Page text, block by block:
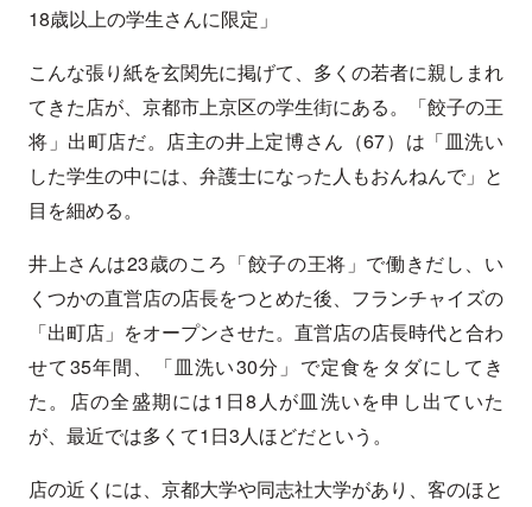
18歳以上の学生さんに限定」
こんな張り紙を玄関先に掲げて、多くの若者に親しまれ
てきた店が、京都市上京区の学生街にある。「餃子の王
将」出町店だ。店主の井上定博さん（67）は「皿洗い
した学生の中には、弁護士になった人もおんねんで」と
目を細める。
井上さんは23歳のころ「餃子の王将」で働きだし、い
くつかの直営店の店長をつとめた後、フランチャイズの
「出町店」をオープンさせた。直営店の店長時代と合わ
せて35年間、「皿洗い30分」で定食をタダにしてき
た。店の全盛期には1日8人が皿洗いを申し出ていた
が、最近では多くて1日3人ほどだという。
店の近くには、京都大学や同志社大学があり、客のほと